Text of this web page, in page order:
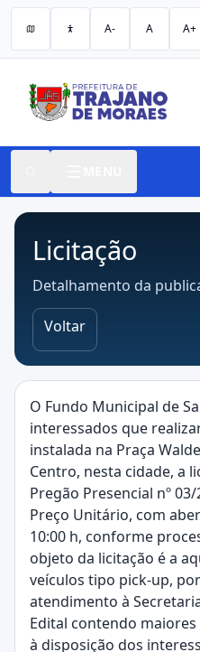
A- A A+
Licitação
Detalhamento da
Voltar
O Fundo Municipal de
interessados que
instalada na Praça
Centro, nesta cidade, a
Pregão Presencial nº
Preço Unitário, com
10:00 h, conforme
objeto da licitação é a
veículos tipo pick-up,
atendimento à
Edital contendo
à disposição dos